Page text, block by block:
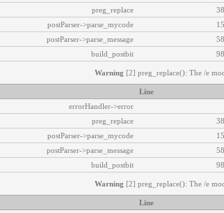
preg_replace
postParser->parse_mycode
postParser->parse_message
build_postbit
Warning [2] preg_replace(): The /e
Line
errorHandler->error
preg_replace
postParser->parse_mycode
postParser->parse_message
build_postbit
Warning [2] preg_replace(): The /e
Line